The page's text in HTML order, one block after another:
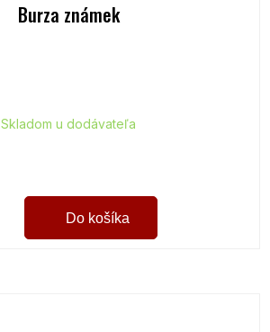
Burza známek
Skladom u dodávateľa
Do košíka